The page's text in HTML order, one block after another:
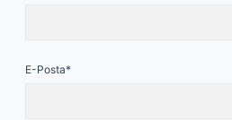
E-Posta*